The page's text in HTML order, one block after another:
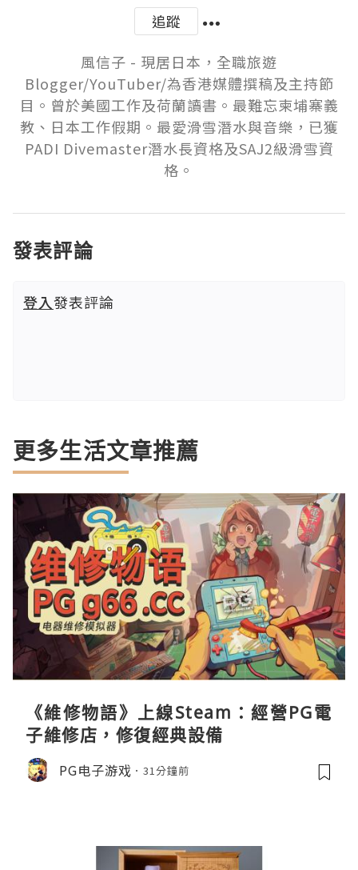
追蹤
風信子 - 現居日本，全職旅遊
Blogger/YouTuber/為香港媒體撰稿及主持節
目。曾於美國工作及荷蘭讀書。最難忘柬埔寨義
教、日本工作假期。最愛滑雪潛水與音樂，已獲
PADI Divemaster潛水長資格及SAJ2級滑雪資
格。
發表評論
登入發表評論
更多生活文章推薦
《維修物語》上線Steam：經營PG電
子維修店，修復經典設備
PG电子游戏 31分鐘前